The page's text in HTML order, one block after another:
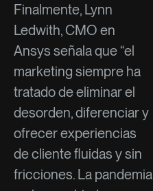
Finalmente, Lynn
Ledwith, CMO en
Ansys señala que “el
marketing siempre ha
tratado de eliminar el
desorden, diferenciar y
ofrecer experiencias
de cliente fluidas y sin
fricciones. La pandemia